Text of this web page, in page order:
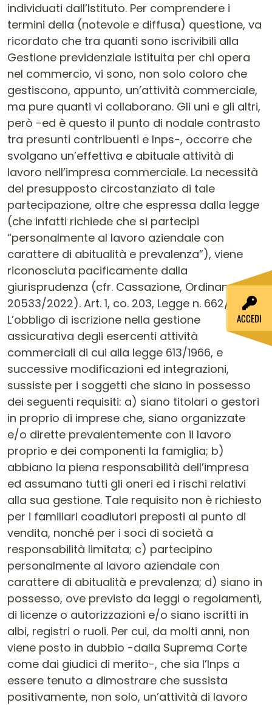
individuati dall’Istituto. Per comprendere i
termini della (notevole e diffusa) questione, va
ricordato che tra quanti sono iscrivibili alla
Gestione previdenziale istituita per chi opera
nel commercio, vi sono, non solo coloro che
gestiscono, appunto, un’attività commerciale,
ma pure quanti vi collaborano. Gli uni e gli altri,
però -ed è questo il punto di nodale contrasto
tra presunti contribuenti e Inps-, occorre che
svolgano un’effettiva e abituale attività di
lavoro nell’impresa commerciale. La necessità
del presupposto circostanziato di tale
partecipazione, oltre che espressa dalla legge
(che infatti richiede che si partecipi
“personalmente al lavoro aziendale con
carattere di abitualità e prevalenza”), viene
riconosciuta pacificamente dalla
giurisprudenza (cfr. Cassazione, Ordinanza n.
20533/2022). Art. 1, co. 203, Legge n. 662/1996
L’obbligo di iscrizione nella gestione
assicurativa degli esercenti attività
commerciali di cui alla legge 613/1966, e
successive modificazioni ed integrazioni,
sussiste per i soggetti che siano in possesso
dei seguenti requisiti: a) siano titolari o gestori
in proprio di imprese che, siano organizzate
e/o dirette prevalentemente con il lavoro
proprio e dei componenti la famiglia; b)
abbiano la piena responsabilità dell’impresa
ed assumano tutti gli oneri ed i rischi relativi
alla sua gestione. Tale requisito non è richiesto
per i familiari coadiutori preposti al punto di
vendita, nonché per i soci di società a
responsabilità limitata; c) partecipino
personalmente al lavoro aziendale con
carattere di abitualità e prevalenza; d) siano in
possesso, ove previsto da leggi o regolamenti,
di licenze o autorizzazioni e/o siano iscritti in
albi, registri o ruoli. Per cui, da molti anni, non
viene posto in dubbio -dalla Suprema Corte
come dai giudici di merito-, che sia l’Inps a
essere tenuto a dimostrare che sussista
positivamente, non solo, un’attività di lavoro
ACCEDI